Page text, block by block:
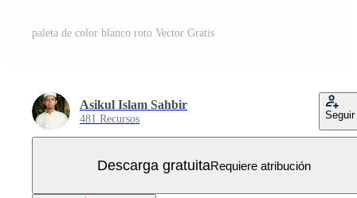
paleta de color blanco roto Vector Gratis
Asikul Islam Sahbir
481 Recursos Seguir
Descarga gratuitaRequiere atribución